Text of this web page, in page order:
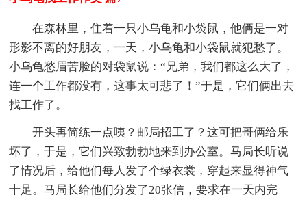
在森林里，住着一只小乌龟和小袋鼠，他俩是一对
形影不离的好朋友，一天，小乌龟和小袋鼠就犯愁了。
小乌龟愁眉苦脸的对袋鼠说：“兄弟，我们都这么大了，
连一个工作都没有，这事太可悲了！”于是，它们俩出去
找工作了。
开头再简练一点咦？邮局招工了？这可把哥俩给乐
坏了，于是，它们兴致勃勃地来到办公室。马局长听说
了情况后，给他们每人发了个绿衣裳，穿起来显得神气
十足。马局长给他们分发了20张信，要求在一天内完